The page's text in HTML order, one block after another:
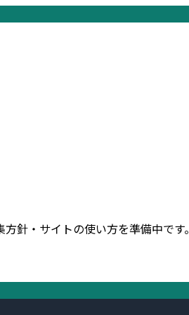
針・サイトの使い方を準備中です。